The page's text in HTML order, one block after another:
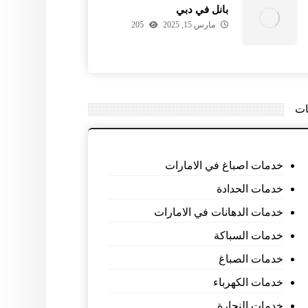
بانل في دبي
مارس 15, 2025 205
خدمات اصباغ في الامارات
خدمات الحدادة
خدمات الدهانات في الامارات
خدمات السباكة
خدمات الصباغ
خدمات الكهرباء
خدمات النجارة